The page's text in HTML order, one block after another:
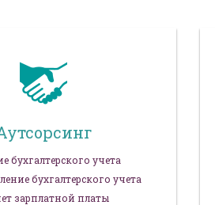
бухгалтерского учета
бухгалтерского учета
зарплатной платы